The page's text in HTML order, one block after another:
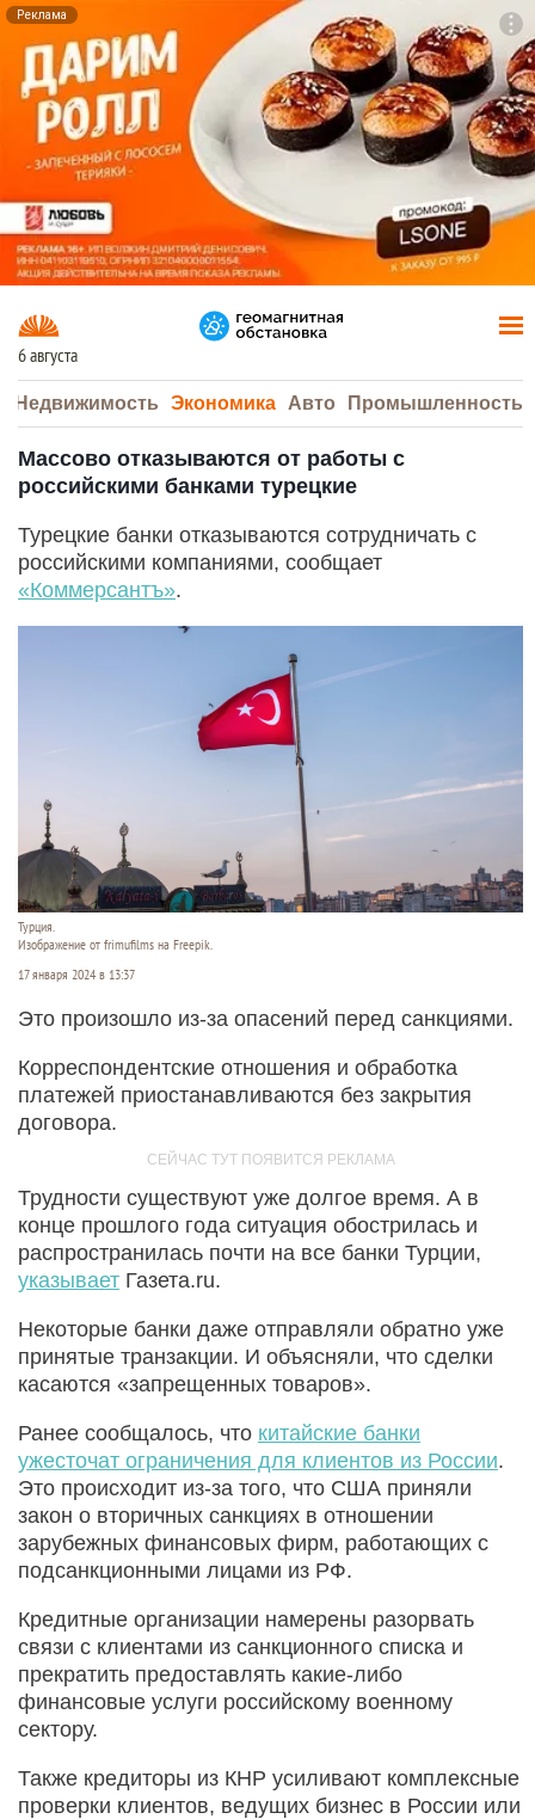
Реклама
6 августа
Недвижимость Экономика Авто Промышленность
Массово отказываются от работы с
российскими банками турецкие
Турецкие банки отказываются сотрудничать с
российскими компаниями, сообщает
«Коммерсантъ».
Турция.
Изображение от frimufilms на Freepik.
17 января 2024 в 13:37
Это произошло из-за опасений перед санкциями.
Корреспондентские отношения и обработка
платежей приостанавливаются без закрытия
договора.
Трудности существуют уже долгое время. А в
конце прошлого года ситуация обострилась и
распространилась почти на все банки Турции,
указывает Газета.ru.
Некоторые банки даже отправляли обратно уже
принятые транзакции. И объясняли, что сделки
касаются «запрещенных товаров».
Ранее сообщалось, что китайские банки
ужесточат ограничения для клиентов из России.
Это происходит из-за того, что США приняли
закон о вторичных санкциях в отношении
зарубежных финансовых фирм, работающих с
подсанкционными лицами из РФ.
Кредитные организации намерены разорвать
связи с клиентами из санкционного списка и
прекратить предоставлять какие-либо
финансовые услуги российскому военному
сектору.
Также кредиторы из КНР усиливают комплексные
проверки клиентов, ведущих бизнес в России или